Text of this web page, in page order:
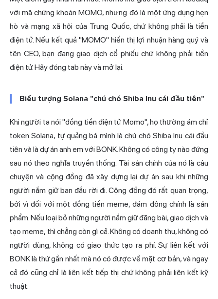
với mã chứng khoán MOMO, nhưng đó là một ứng dụng hẹn
hò và mạng xã hội của Trung Quốc, chứ không phải là tiền
điện tử. Nếu kết quả "MOMO" hiển thị lợi nhuận hàng quý và
tên CEO, bạn đang giao dịch cổ phiếu chứ không phải tiền
điện tử. Hãy đóng tab này và mở lại.
Biểu tượng Solana "chú chó Shiba Inu cái đầu tiên"
Khi người ta nói "đồng tiền điện tử Momo", họ thường ám chỉ
token Solana, tự quảng bá mình là chú chó Shiba Inu cái đầu
tiên và là dự án anh em với BONK. Không có công ty nào đứng
sau nó theo nghĩa truyền thống. Tài sản chính của nó là câu
chuyện và cộng đồng đã xây dựng lại dự án sau khi những
người nắm giữ ban đầu rời đi. Cộng đồng đó rất quan trọng,
bởi vì đối với một đồng tiền meme, đám đông chính là sản
phẩm. Nếu loại bỏ những người nắm giữ đăng bài, giao dịch và
tạo meme, thì chẳng còn gì cả. Không có doanh thu, không có
người dùng, không có giao thức tạo ra phí. Sự liên kết với
BONK là thứ gần nhất mà nó có được về mặt cơ bản, và ngay
cả đó cũng chỉ là liên kết tiếp thị chứ không phải liên kết kỹ
thuật.